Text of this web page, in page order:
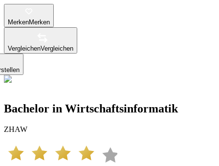
MerkenMerken
VergleichenVergleichen
Bachelor in Wirtschaftsinformatik
ZHAW